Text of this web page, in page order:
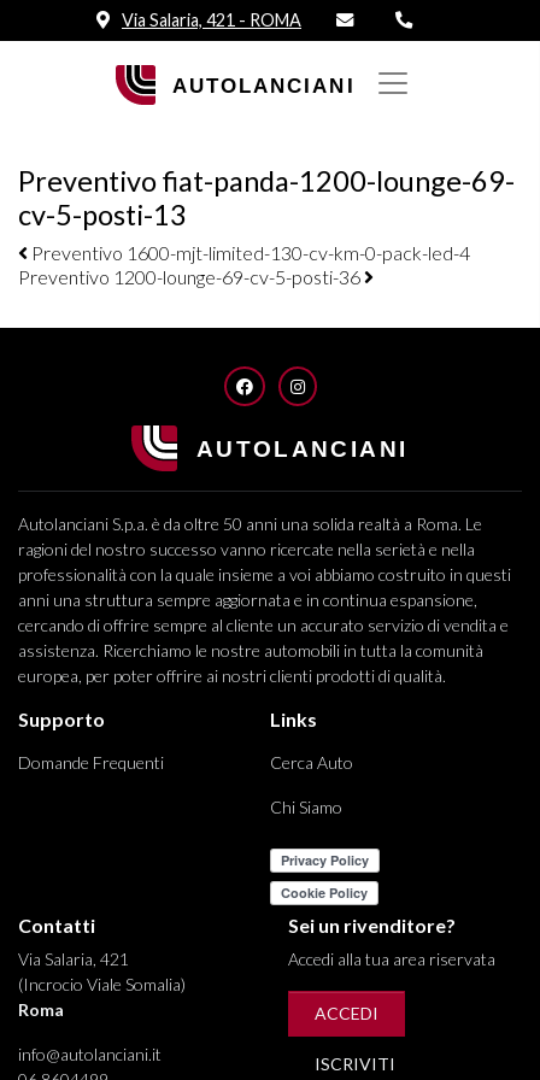
Via Salaria, 421 - ROMA
Preventivo fiat-panda-1200-lounge-69-
cv-5-posti-13
Navigazione elementi
Preventivo 1600-mjt-limited-130-cv-km-0-pack-led-4
Preventivo 1200-lounge-69-cv-5-posti-36
FACEBOOKINSTAGRAM
Autolanciani S.p.a. è da oltre 50 anni una solida realtà a Roma. Le
ragioni del nostro successo vanno ricercate nella serietà e nella
professionalità con la quale insieme a voi abbiamo costruito in questi
anni una struttura sempre aggiornata e in continua espansione,
cercando di offrire sempre al cliente un accurato servizio di vendita e
assistenza. Ricerchiamo le nostre automobili in tutta la comunità
europea, per poter offrire ai nostri clienti prodotti di qualità.
Supporto
Domande Frequenti
Links
Cerca Auto
Chi Siamo
Contatti
Via Salaria, 421
(Incrocio Viale Somalia)
Roma
info@autolanciani.it
Sei un rivenditore?
Accedi alla tua area riservata
ACCEDI
ISCRIVITI